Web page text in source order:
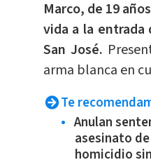
Marco, de 19
vida a la entrada
San José.
arma blanca en
Te
Anulan
asesinato
homicidio